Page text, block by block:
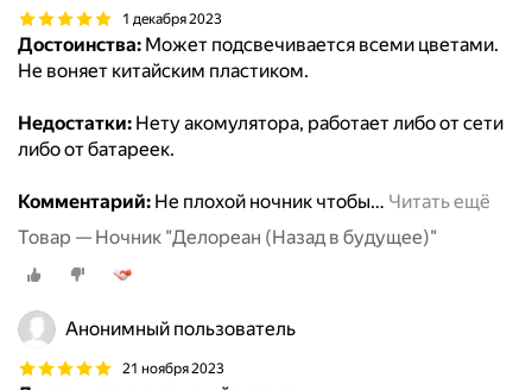
1 декабря 2023
Достоинства: Может подсвечивается всеми цветами.
Не воняет китайским пластиком.
Недостатки: Нету акомулятора, работает либо от сети
либо от батареек.
Комментарий: Не плохой ночник чтобы… Читать ещё
Товар — Ночник "Делореан (Назад в будущее)"
Анонимный пользователь
21 ноября 2023